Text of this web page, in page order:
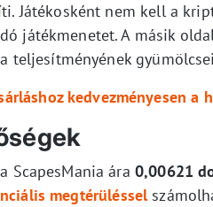
Játékosként nem kell a
játékmenetet. A másik
teljesítményének
kedvezményesen a
ScapesMania ára 0,00621
megtérüléssel